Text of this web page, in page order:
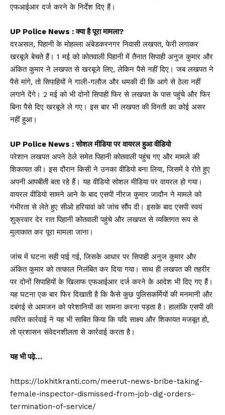
एफआईआर दर्ज करने के निर्देश दिए हैं।
UP Police News : क्या है पूरा मामला?
दरअसल, पिहानी के मोहल्ला अंबेडकरनगर निवासी लखपत, फेरी लगाकर
खरबूजे बेचते हैं। 1 मई को कोतवाली पिहानी में तैनात सिपाही अनुज कुमार और
अंकित कुमार ने लखपत से खरबूजे लिए, लेकिन पैसे नहीं दिए। जब लखपत ने
पैसे मांगे, तो सिपाहियों ने गाली-गलौज और धमकी दी कि आगे से ठेला नहीं
लगाने देंगे। 2 मई को भी दोनों सिपाही फिर से लखपत के पास पहुंचे और फिर
बिना पैसे दिए खरबूजे ले गए। इस बार भी लखपत की विनती का कोई असर
नहीं हुआ।
UP Police News : सोशल मीडिया पर वायरल हुआ वीडियो
परेशान लखपत अपने ठेले समेत पिहानी कोतवाली पहुंच गए और मामले की
शिकायत की। इस दौरान किसी ने उनका वीडियो बना लिया, जिसमें वे रोते हुए
अपनी आपबीती बता रहे हैं। यह वीडियो सोशल मीडिया पर वायरल हो गया।
वायरल वीडियो सामने आने के बाद एसपी नीरज कुमार जादौन ने मामले को
गंभीरता से लेते हुए सीओ हरियावां को जांच सौंप दी। इसके बाद एसपी स्वयं
शुक्रवार देर रात पिहानी कोतवाली पहुंचे और लखपत से व्यक्तिगत रूप से
मुलाकात कर पूरा मामला जाना।
जांच में घटना सही पाई गई, जिसके आधार पर सिपाही अनुज कुमार और
अंकित कुमार को तत्काल निलंबित कर दिया गया। साथ ही लखपत की तहरीर
पर दोनों सिपाहियों के खिलाफ एफआईआर दर्ज करने के आदेश भी दिए गए हैं।
यह घटना एक बार फिर दिखाती है कि कैसे कुछ पुलिसकर्मियों की मनमानी और
दबंगई से आमजन को परेशानियों का सामना करना पड़ता है। हालांकि एसपी की
त्वरित कार्रवाई ने यह भी साबित किया कि यदि साक्ष्य और शिकायत मजबूत हो,
तो प्रशासन संवेदनशीलता से कार्रवाई करता है।
यह भी पढ़े…
https://lokhitkranti.com/meerut-news-bribe-taking-
female-inspector-dismissed-from-job-dig-orders-
termination-of-service/